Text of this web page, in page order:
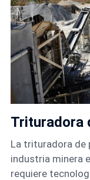
Trituradora
La trituradora de
industria minera
requiere